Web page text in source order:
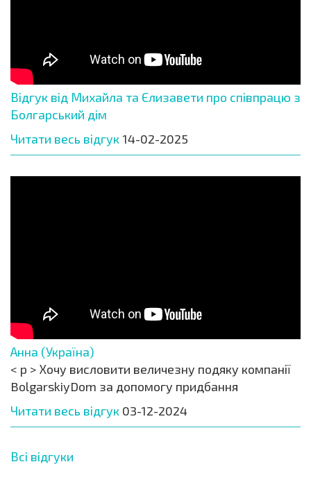
Відгук від Михайла та Єлизавети про співпрацю з
Болгарський дім
Читати весь відгук 14-02-2025
Анна (Україна)
< p > Хочу висловити величезну подяку компанії
BolgarskiyDom за допомогу придбання
Читати весь відгук 03-12-2024
Всі відгуки